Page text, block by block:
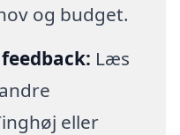
og budget.
Læs
eller